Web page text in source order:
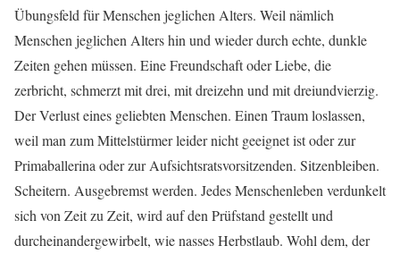
Übungsfeld für Menschen jeglichen Alters. Weil nämlich
Menschen jeglichen Alters hin und wieder durch echte, dunkle
Zeiten gehen müssen. Eine Freundschaft oder Liebe, die
zerbricht, schmerzt mit drei, mit dreizehn und mit dreiundvierzig.
Der Verlust eines geliebten Menschen. Einen Traum loslassen,
weil man zum Mittelstürmer leider nicht geeignet ist oder zur
Primaballerina oder zur Aufsichtsratsvorsitzenden. Sitzenbleiben.
Scheitern. Ausgebremst werden. Jedes Menschenleben verdunkelt
sich von Zeit zu Zeit, wird auf den Prüfstand gestellt und
durcheinandergewirbelt, wie nasses Herbstlaub. Wohl dem, der